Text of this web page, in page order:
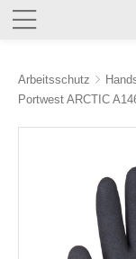
Arbeitsschutz
Portwest ARCTIC